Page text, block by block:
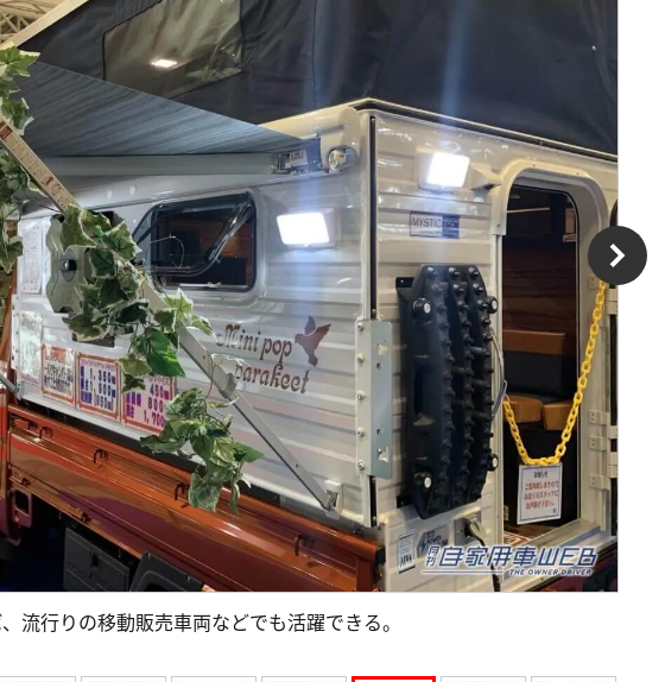
流行りの移動販売車両などでも活躍できる。